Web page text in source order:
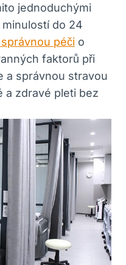
jednoduchými
do 24
péči ​o
faktorů při
a správnou stravou
​a zdravé‌ pleti bez